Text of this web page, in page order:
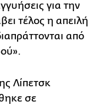
για την
τέλος η απειλή
από
Λίπετσκ
σε